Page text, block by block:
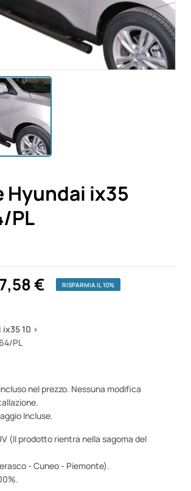
Hyundai ix35
PL
€ RISPARMIA IL 10%
10 >
PL
nel prezzo. Nessuna modifica
Incluse.
(Il prodotto rientra nella sagoma del
- Cuneo - Piemonte).